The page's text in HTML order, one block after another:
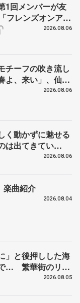
1回メンバーが友
レンズオンアイ
有川梨絵さん、
2026.08.06
チーフの吹き流し
、来い」、仙台
2026.08.06
く動かずに魅せる
は出てきてい
慕うレジェンド
2026.08.06
楽曲紹介
2026.08.04
」と後押しした海
… 繁華街のリン
んも味方に 小林
2026.08.05